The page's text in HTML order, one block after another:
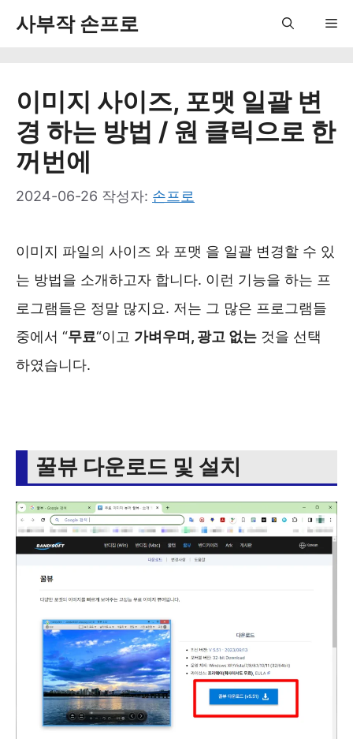
사부작 손프로
이미지 사이즈, 포맷 일괄 변
경 하는 방법 / 원 클릭으로 한
꺼번에
2024-06-26 작성자: 손프로
이미지 파일의 사이즈 와 포맷 을 일괄 변경할 수 있
는 방법을 소개하고자 합니다. 이런 기능을 하는 프
로그램들은 정말 많지요. 저는 그 많은 프로그램들
중에서 “무료“이고 가벼우며, 광고 없는 것을 선택
하였습니다.
꿀뷰 다운로드 및 설치